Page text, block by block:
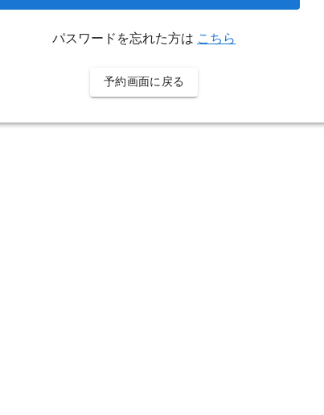
パスワードを忘れた方は こちら
予約画面に戻る